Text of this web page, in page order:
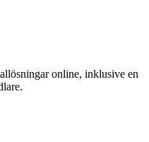
online, inklusive en